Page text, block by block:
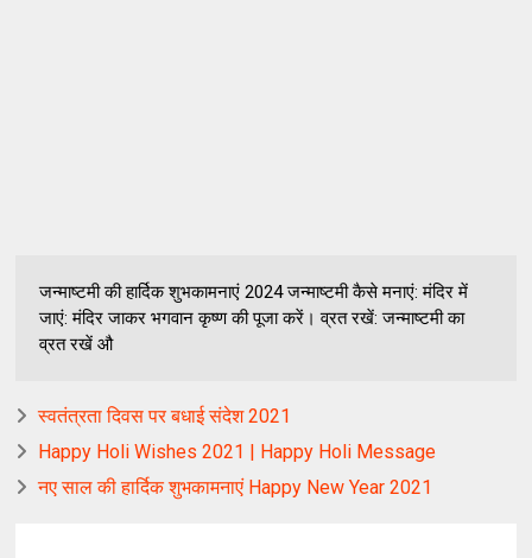
जन्माष्टमी की हार्दिक शुभकामनाएं 2024 जन्माष्टमी कैसे मनाएं: मंदिर में
जाएं: मंदिर जाकर भगवान कृष्ण की पूजा करें। व्रत रखें: जन्माष्टमी का
व्रत रखें औ
स्वतंत्रता दिवस पर बधाई संदेश 2021
Happy Holi Wishes 2021 | Happy Holi Message
नए साल की हार्दिक शुभकामनाएं Happy New Year 2021